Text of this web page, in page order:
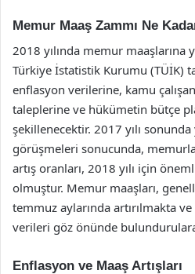
Memur Maaş Zammı Ne
2018 yılında memur maaşlarına
Türkiye İstatistik Kurumu (TÜİK)
enflasyon verilerine, kamu
taleplerine ve hükümetin bütçe
şekillenecektir. 2017 yılı
görüşmeleri sonucunda,
artış oranları, 2018 yılı için
olmuştur. Memur maaşları,
temmuz aylarında artırılmakta
verileri göz önünde
Enflasyon ve Maaş Artışları